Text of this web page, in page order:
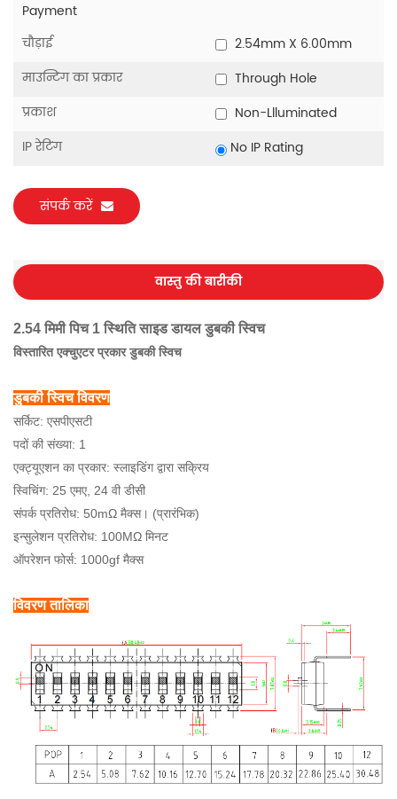
Payment
चौड़ाई
2.54mm X 6.00mm
माउन्टिंग का प्रकार
Through Hole
प्रकाश
Non-Llluminated
IP रेटिंग
No IP Rating
संपर्क करें
वास्तु की बारीकी
2.54 मिमी पिच 1 स्थिति साइड डायल डुबकी स्विच
विस्तारित एक्चुएटर प्रकार डुबकी स्विच
डुबकी स्विच विवरण
सर्किट: एसपीएसटी
पदों की संख्या: 1
एक्ट्यूएशन का प्रकार: स्लाइडिंग द्वारा सक्रिय
स्विचिंग: 25 एमए, 24 वी डीसी
संपर्क प्रतिरोध: 50mΩ मैक्स। (प्रारंभिक)
इन्सुलेशन प्रतिरोध: 100MΩ मिनट
ऑपरेशन फोर्स: 1000gf मैक्स
विवरण तालिका